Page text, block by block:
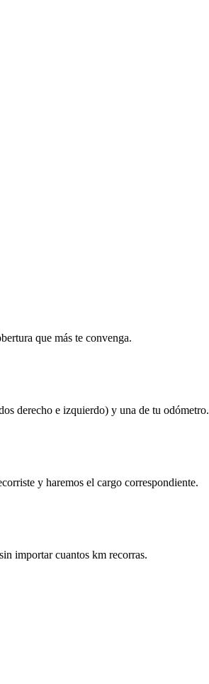
que más te convenga.
derecho e izquierdo) y una de tu odómetro.
y haremos el cargo correspondiente.
importar cuantos km recorras.